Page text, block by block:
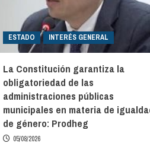
ESTADO INTERÉS GENERAL
La Constitución garantiza la
obligatoriedad de las
administraciones públicas
municipales en materia de
de género: Prodheg
05/08/2026